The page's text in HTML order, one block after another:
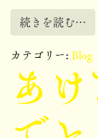
続きを読む…
カテゴリー:Blog
あ